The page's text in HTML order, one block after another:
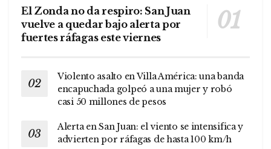
El Zonda no da respiro: San Juan
vuelve a quedar bajo alerta por
fuertes ráfagas este viernes
Violento asalto en Villa América: una banda
encapuchada golpeó a una mujer y robó
casi 50 millones de pesos
Alerta en San Juan: el viento se intensifica y
advierten por ráfagas de hasta 100 km/h